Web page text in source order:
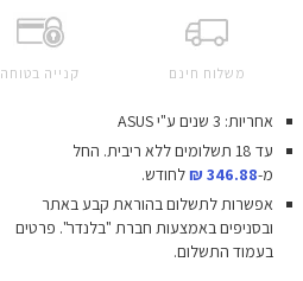
משלוח חינם קנייה בטוחה
אחריות: 3 שנים ע"י ASUS
עד 18 תשלומים ללא ריבית.
החל
מ-346.88 ₪
לחודש.
אפשרות לתשלום בהוראת קבע באתר
ובסניפים באמצעות חברת "בלנדר". פרטים
בעמוד התשלום.